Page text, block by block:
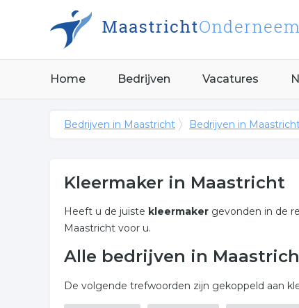
Home Bedrijven Vacatures
Bedrijven in Maastricht Bedrijven in
Kleermaker in Maastricht
Heeft u de juiste kleermaker gevonden in de
Maastricht voor u.
Alle bedrijven in
De volgende trefwoorden zijn gekoppeld aan